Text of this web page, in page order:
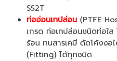
SS2T
ท่ออ่อนเทปล่อน (PTFE
เกรด ท่อเทปล่อนชนิดท่อใ
ร้อน ทนสารเคมี ดัดโค้งงอ
(Fitting) ได้ทุกชนิด